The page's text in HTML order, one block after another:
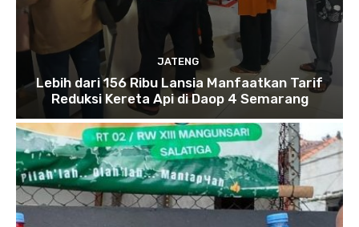
JATENG
Lebih dari 156 Ribu Lansia Manfaatkan Tarif
Reduksi Kereta Api di Daop 4 Semarang